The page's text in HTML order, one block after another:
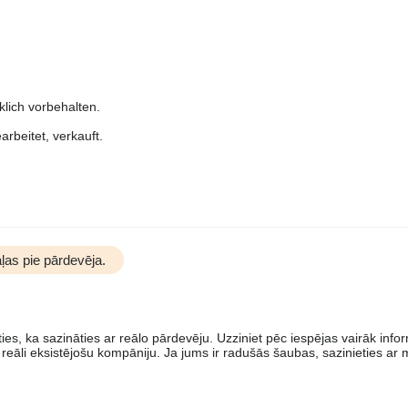
vorbehalten.
verkauft.
pie pārdevēja.
ka sazināties ar reālo pārdevēju. Uzziniet pēc iespējas vairāk
eksistējošu kompāniju. Ja jums ir radušās šaubas, sazinieties ar